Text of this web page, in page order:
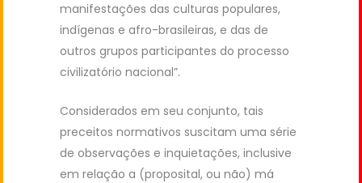
manifestações das culturas populares,
indígenas e afro-brasileiras, e das de
outros grupos participantes do processo
civilizatório nacional”.
Considerados em seu conjunto, tais
preceitos normativos suscitam uma série
de observações e inquietações, inclusive
em relação a (proposital, ou não) má